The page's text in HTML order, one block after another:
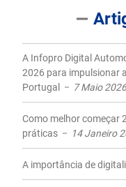
A Infopro Digital
2026 para impulsionar
Portugal
7 Maio 2026
Como melhor começar
práticas
14 Janeiro
A importância de